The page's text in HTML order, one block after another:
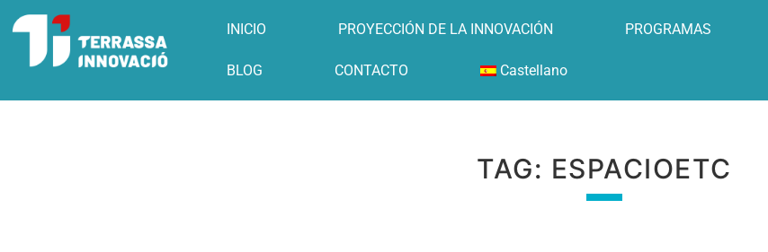
INICIO PROYECCIÓN DE LA INNOVACIÓN PROGRAMAS
BLOG CONTACTO Castellano
TAG: ESPACIOETC